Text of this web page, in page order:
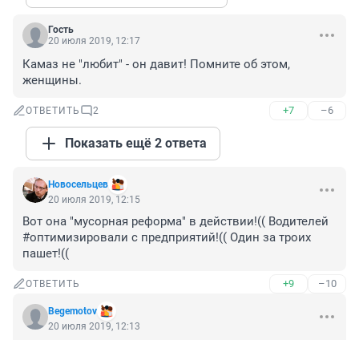
Гость
20 июля 2019, 12:17
Камаз не "любит" - он давит! Помните об этом,
женщины.
ОТВЕТИТЬ 2 +7 –6
Показать ещё 2 ответа
Новосельцев
20 июля 2019, 12:15
Вот она "мусорная реформа" в действии!(( Водителей
#оптимизировали с предприятий!(( Один за троих
пашет!((
ОТВЕТИТЬ +9 –10
Begemotov
20 июля 2019, 12:13